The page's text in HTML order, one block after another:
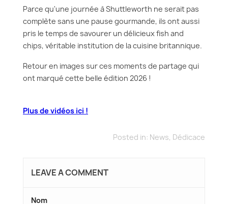
Parce qu'une journée à Shuttleworth ne serait pas
complète sans une pause gourmande, ils ont aussi
pris le temps de savourer un délicieux fish and
chips, véritable institution de la cuisine britannique.
Retour en images sur ces moments de partage qui
ont marqué cette belle édition 2026 !
Plus de vidéos ici !
Posted in: News, Dédicace
LEAVE A COMMENT
Nom